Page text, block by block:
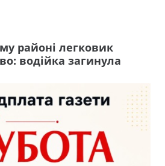
районі легковик
водійка загинула